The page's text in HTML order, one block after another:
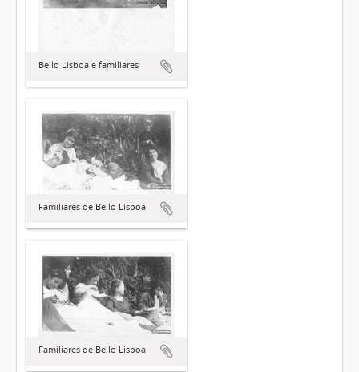
Bello Lisboa e familiares
Familiares de Bello Lisboa
Familiares de Bello Lisboa